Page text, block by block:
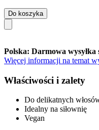
Do koszyka
Polska: Darmowa wysyłka
Więcej informacji na temat
Właściwości i zalety
Do delikatnych
Idealny na siłownię
Vegan